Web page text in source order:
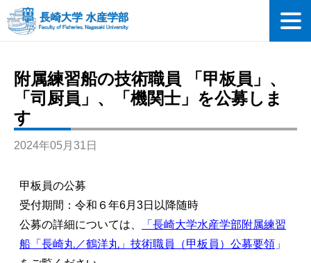
附属練習船の技術職員 「甲板員」、
「司厨員」、「機関士」を公募しま
す
2024年05月31日
甲板員の公募
受付期間：令和６年6月3日以降随時
公募の詳細については、
「長崎大学水産学部附属練習
船「長崎丸／鶴洋丸」技術職員（甲板員）公募要領 」